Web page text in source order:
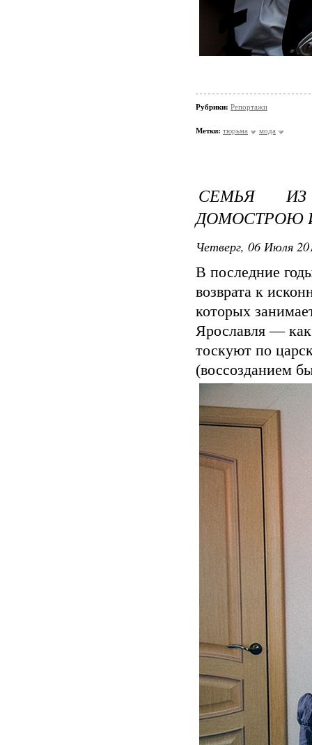
Рубрики: Репортажи
Метки: тюрьма мода
СЕМЬЯ
ДОМОСТРОЮ
Четверг, 06 Июля
В последние
возврата к
которых
Ярославля —
тоскуют по
(воссозданием